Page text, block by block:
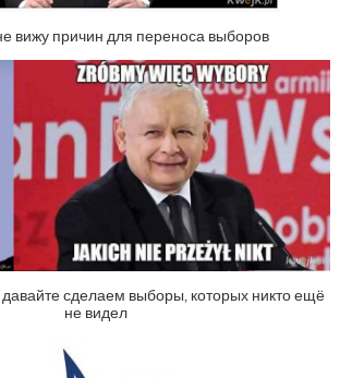
вижу причин для переноса выборов
давайте сделаем выборы, которых никто ещё
не видел